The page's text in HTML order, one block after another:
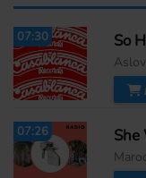
07:30 So
07:26 She